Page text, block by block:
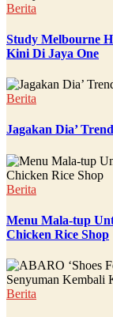
Berita
Study Melbourne
Kini Di Jaya One
Berita
Jagakan Dia’
Berita
Menu Mala-tup
Chicken Rice Shop
Berita